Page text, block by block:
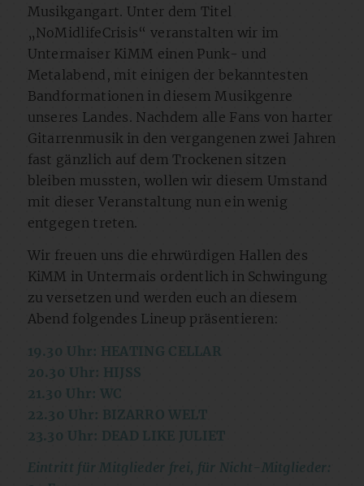
Musikgangart. Unter dem Titel
„NoMidlifeCrisis“ veranstalten wir im
Untermaiser KiMM einen Punk- und
Metalabend, mit einigen der bekanntesten
Bandformationen in diesem Musikgenre
unseres Landes. Nachdem alle Fans von harter
Gitarrenmusik in den vergangenen zwei Jahren
fast gänzlich auf dem Trockenen sitzen
bleiben mussten, wollen wir diesem Umstand
mit dieser Veranstaltung nun ein wenig
entgegen treten.
Wir freuen uns die ehrwürdigen Hallen des
KiMM in Untermais ordentlich in Schwingung
zu versetzen und werden euch an diesem
Abend folgendes Lineup präsentieren:
19.30 Uhr: HEATING CELLAR
20.30 Uhr: HIJSS
21.30 Uhr: WC
22.30 Uhr: BIZARRO WELT
23.30 Uhr: DEAD LIKE JULIET
Eintritt für Mitglieder frei, für Nicht-Mitglieder: